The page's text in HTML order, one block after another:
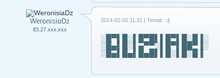
WeronisiaDz
83.27.xxx.xxx
2014-02-02 11:31 | Temat: :)
░█▀▌█░▌█▀█▌▌█▀▌█░█▐░
░█▄▌█░▌▄▀▀░▌█▀▌██▀▐░
░█▄▌█▄▌█▄█▌▌█░▌█░█▐